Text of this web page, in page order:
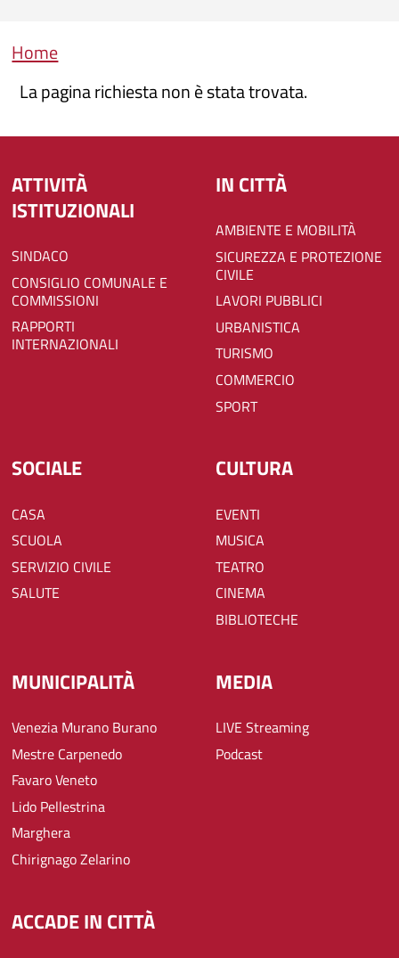
Briciole di pane
Home
La pagina richiesta non è stata trovata.
ATTIVITÀ
ISTITUZIONALI
SINDACO
CONSIGLIO COMUNALE E
COMMISSIONI
RAPPORTI
INTERNAZIONALI
IN CITTÀ
AMBIENTE E MOBILITÀ
SICUREZZA E PROTEZIONE
CIVILE
LAVORI PUBBLICI
URBANISTICA
TURISMO
COMMERCIO
SPORT
SOCIALE
CASA
SCUOLA
SERVIZIO CIVILE
SALUTE
CULTURA
EVENTI
MUSICA
TEATRO
CINEMA
BIBLIOTECHE
MUNICIPALITÀ
Venezia Murano Burano
Mestre Carpenedo
Favaro Veneto
Lido Pellestrina
Marghera
Chirignago Zelarino
MEDIA
LIVE Streaming
Podcast
ACCADE IN CITTÀ